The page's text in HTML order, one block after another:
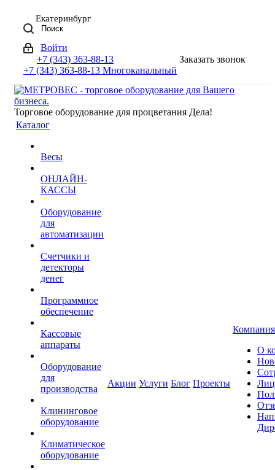
Екатеринбург
Поиск
Войти
+7 (343) 363-88-13
+7 (343) 363-88-13 Многоканальный
Заказать звонок
Торговое оборудование для процветания Дела!
Каталог
Весы
ОНЛАЙН-
КАССЫ
Оборудование
для
автоматизации
Счетчики и
детекторы
денег
Программное
обеспечение
Кассовые
аппараты
Оборудование
для
производства
Клининговое
оборудование
Климатическое
оборудование
Акции Услуги Блог Проекты
Компания
О